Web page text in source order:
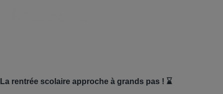
La rentrée scolaire approche à grands pas ! ⌛